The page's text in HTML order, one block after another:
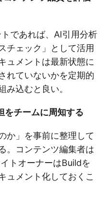
であれば、AI引用分析
チェック」として活用
ュメントは最新状態に
れていないかを定期的
み込むと良い。
チームに周知する
か」を事前に整理して
。コンテンツ編集者は
トオーナーはBuildを
ュメント化しておくこ